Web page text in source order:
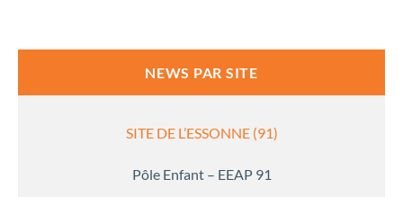
NEWS PAR SITE
SITE DE L’ESSONNE (91)
Pôle Enfant – EEAP 91